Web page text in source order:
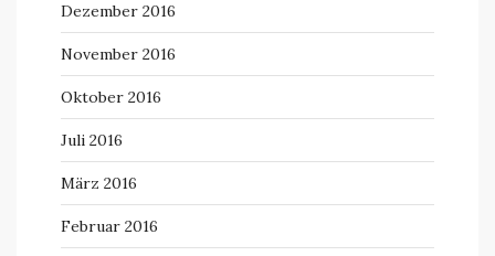
Dezember 2016
November 2016
Oktober 2016
Juli 2016
März 2016
Februar 2016